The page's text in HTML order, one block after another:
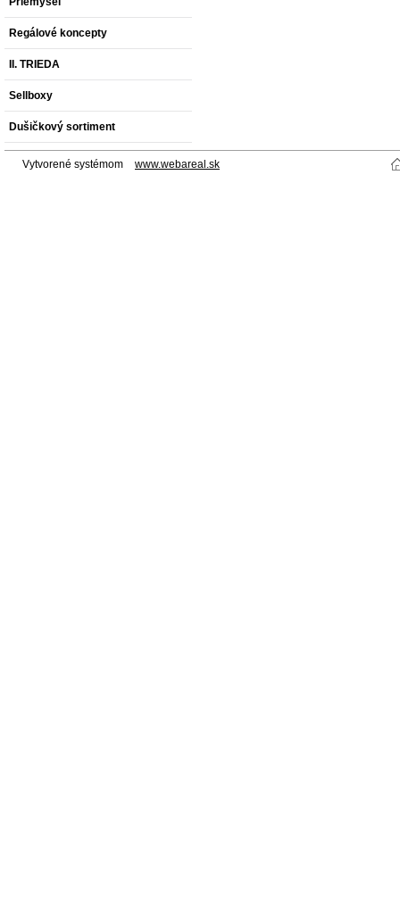
Regálové koncepty
II. TRIEDA
Sellboxy
Dušičkový sortiment
Vytvorené systémom www.webareal.sk